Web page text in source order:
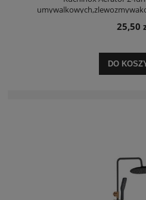
25,50
DO